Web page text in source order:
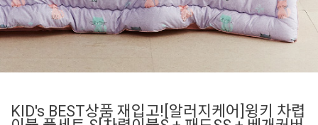
KID's BEST상품 재입고![알러지케어]윙키 차렵